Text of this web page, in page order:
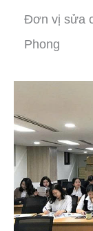
Đơn vị sửa
Phong